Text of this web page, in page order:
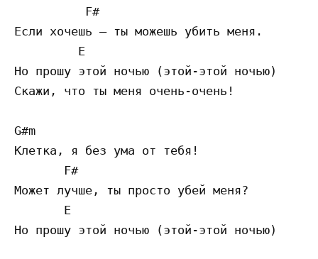
          F#
Если хочешь – ты можешь убить меня.
         E
Но прошу этой
Скажи, что ты меня очень-очень!
G#m
Клетка, я без ума от тебя!
       F#
Может лучше, ты просто убей меня?
       E
Но прошу этой ночью (этой-этой ночью)